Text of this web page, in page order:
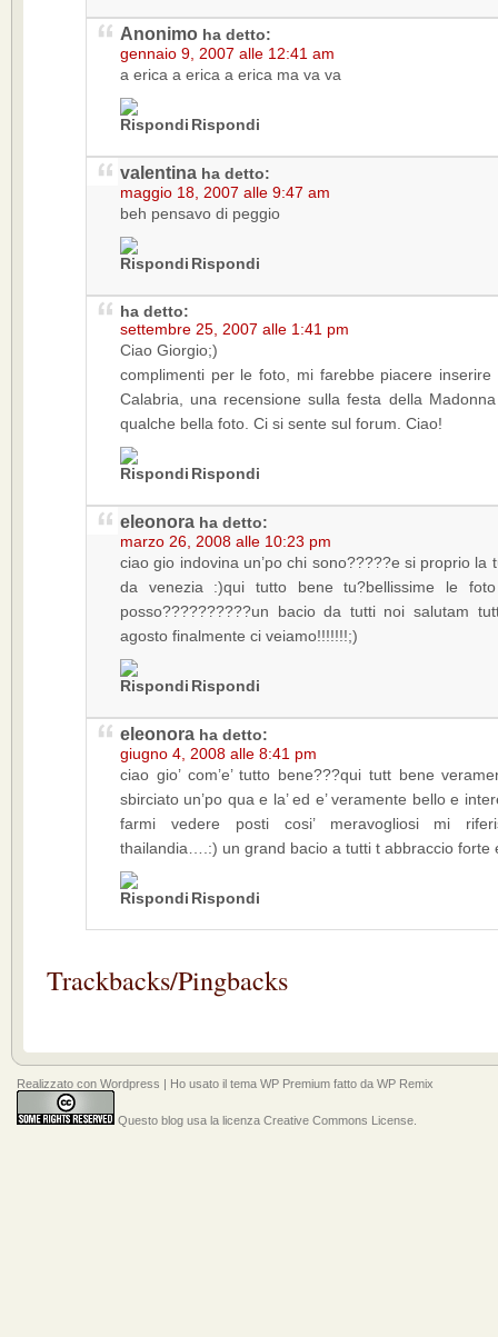
Anonimo ha detto:
gennaio 9, 2007 alle 12:41 am
a erica a erica a erica ma va va
Rispondi
valentina ha detto:
maggio 18, 2007 alle 9:47 am
beh pensavo di peggio
Rispondi
ha detto:
settembre 25, 2007 alle 1:41 pm
Ciao Giorgio;)
complimenti per le foto, mi farebbe piacere
Calabria, una recensione sulla festa della
qualche bella foto. Ci si sente sul forum. Ciao!
Rispondi
eleonora ha detto:
marzo 26, 2008 alle 10:23 pm
ciao gio indovina un’po chi sono?????e si proprio la
da venezia :)qui tutto bene tu?bellissime le
posso??????????un bacio da tutti noi salutam
agosto finalmente ci veiamo!!!!!!!;)
Rispondi
eleonora ha detto:
giugno 4, 2008 alle 8:41 pm
ciao gio’ com’e’ tutto bene???qui tutt bene
sbirciato un’po qua e la’ ed e’ veramente bello e
farmi vedere posti cosi’ meravogliosi mi
thailandia….:) un grand bacio a tutti t abbraccio forte
Rispondi
Trackbacks/Pingbacks
Realizzato con Wordpress | Ho usato il tema WP Premium fatto da WP Remix
Questo blog usa la licenza Creative Commons License